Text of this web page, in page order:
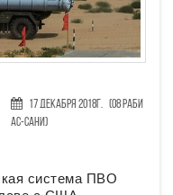
17 Декабря 2018г. (08 Раби
ас-сани)
система ПВО